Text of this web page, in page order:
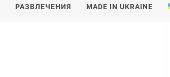
РАЗВЛЕЧЕНИЯ MADE IN UKRAINE